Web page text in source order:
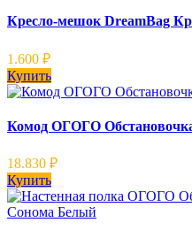
Кресло-мешок DreamBag
1.600 ₽
Купить
Комод ОГОГО
18.830 ₽
Купить